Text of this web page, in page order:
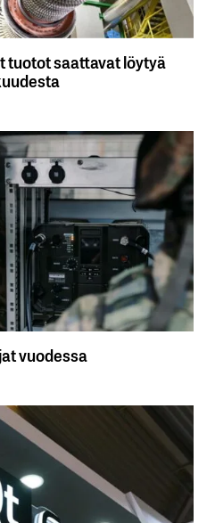
tuotot saattavat löytyä
vuodessa